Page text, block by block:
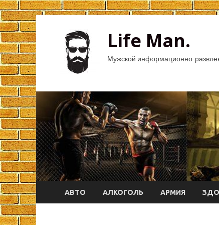
Life Man.
Мужской информационно-
АВТО АЛКОГОЛЬ АРМИЯ